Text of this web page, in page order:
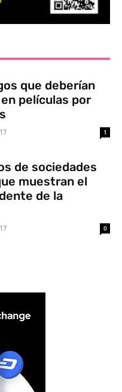
que deberían
películas por
1
de sociedades
muestran el
de la
0